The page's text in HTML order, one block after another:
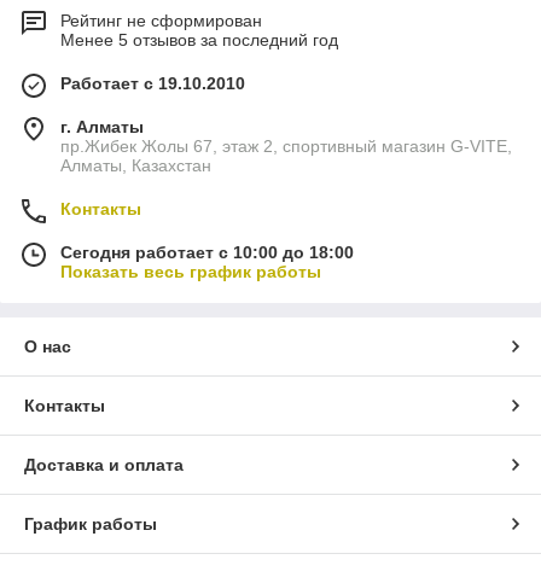
Рейтинг не сформирован
Менее 5 отзывов за последний год
Работает с 19.10.2010
г. Алматы
пр.Жибек Жолы 67, этаж 2, спортивный магазин G-VITE,
Алматы, Казахстан
Контакты
Сегодня работает с 10:00 до 18:00
Показать весь график работы
О нас
Контакты
Доставка и оплата
График работы